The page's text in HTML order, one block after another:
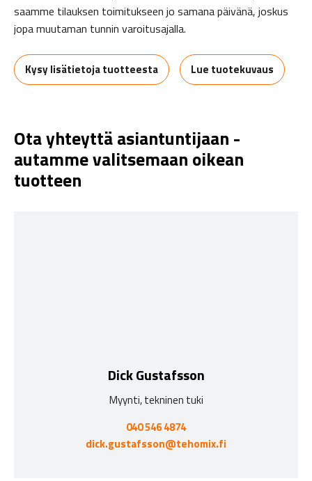
saamme tilauksen toimitukseen jo samana päivänä, joskus
jopa muutaman tunnin varoitusajalla.
Kysy lisätietoja tuotteesta Lue tuotekuvaus
Ota yhteyttä asiantuntijaan -
autamme valitsemaan oikean
tuotteen
Dick Gustafsson
Myynti, tekninen tuki
040 546 4874
dick.gustafsson@tehomix.fi